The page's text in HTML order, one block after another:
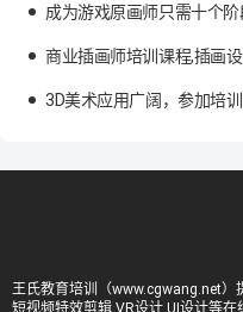
成为游戏原画师只需十个阶
商业插画师培训课程,插画
3D美术应用广阔，参加培
王氏教育培训（www.cgwang.net）
短视频特效剪辑,VR设计,UI设计等